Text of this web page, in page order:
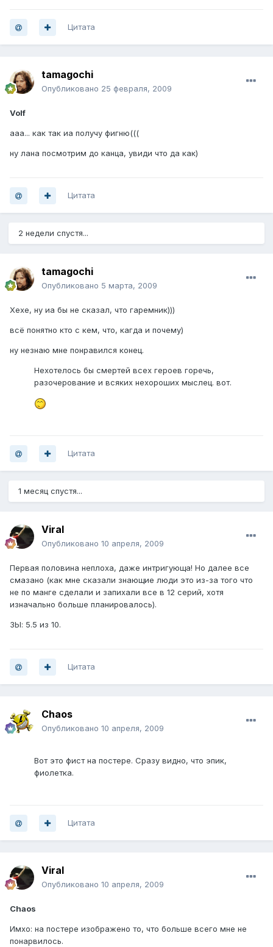
Цитата
tamagochi
Опубликовано 25 февраля, 2009
Volf
ааа... как так иа получу фигню(((
ну лана посмотрим до канца, увиди что да как)
Цитата
2 недели спустя...
tamagochi
Опубликовано 5 марта, 2009
Хехе, ну иа бы не сказал, что гаремник)))
всё понятно кто с кем, что, кагда и почему)
ну незнаю мне понравился конец.
Нехотелось бы смертей всех героев горечь,
разочерование и всяких нехороших мыслец. вот.
Цитата
1 месяц спустя...
Viral
Опубликовано 10 апреля, 2009
Первая половина неплоха, даже интригующа! Но далее все
смазано (как мне сказали знающие люди это из-за того что
не по манге сделали и запихали все в 12 серий, хотя
изначально больше планировалось).
ЗЫ: 5.5 из 10.
Цитата
Chaos
Опубликовано 10 апреля, 2009
Вот это фист на постере. Сразу видно, что эпик,
фиолетка.
Цитата
Viral
Опубликовано 10 апреля, 2009
Chaos
Имхо: на постере изображено то, что больше всего мне не
понарвилось.